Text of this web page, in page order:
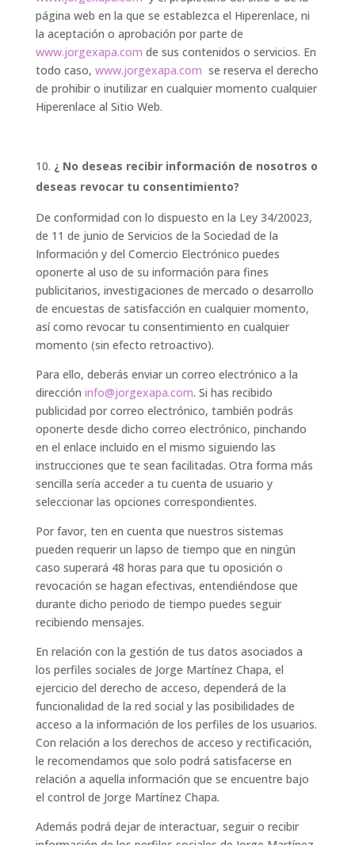
página web en la que se establezca el Hiperenlace, ni
la aceptación o aprobación por parte de
www.jorgexapa.com de sus contenidos o servicios. En
todo caso, www.jorgexapa.com se reserva el derecho
de prohibir o inutilizar en cualquier momento cualquier
Hiperenlace al Sitio Web.
¿ No deseas recibir información de nosotros o
deseas revocar tu consentimiento?
De conformidad con lo dispuesto en la Ley 34/20023,
de 11 de junio de Servicios de la Sociedad de la
Información y del Comercio Electrónico puedes
oponerte al uso de su información para fines
publicitarios, investigaciones de mercado o desarrollo
de encuestas de satisfacción en cualquier momento,
así como revocar tu consentimiento en cualquier
momento (sin efecto retroactivo).
Para ello, deberás enviar un correo electrónico a la
dirección info@jorgexapa.com. Si has recibido
publicidad por correo electrónico, también podrás
oponerte desde dicho correo electrónico, pinchando
en el enlace incluido en el mismo siguiendo las
instrucciones que te sean facilitadas. Otra forma más
sencilla sería acceder a tu cuenta de usuario y
seleccionar las opciones correspondientes.
Por favor, ten en cuenta que nuestros sistemas
pueden requerir un lapso de tiempo que en ningún
caso superará 48 horas para que tu oposición o
revocación se hagan efectivas, entendiéndose que
durante dicho periodo de tiempo puedes seguir
recibiendo mensajes.
En relación con la gestión de tus datos asociados a
los perfiles sociales de Jorge Martínez Chapa, el
ejercicio del derecho de acceso, dependerá de la
funcionalidad de la red social y las posibilidades de
acceso a la información de los perfiles de los usuarios.
Con relación a los derechos de acceso y rectificación,
le recomendamos que solo podrá satisfacerse en
relación a aquella información que se encuentre bajo
el control de Jorge Martínez Chapa.
Además podrá dejar de interactuar, seguir o recibir